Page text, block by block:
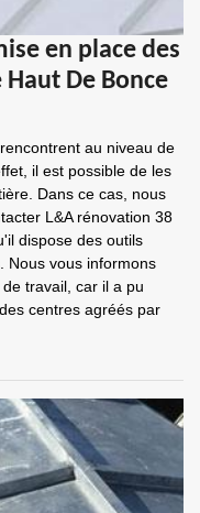
en place des
De Bonce
au niveau de
il est possible de les
Dans ce cas, nous
L&A rénovation 38
dispose des outils
Nous vous informons
travail, car il a pu
centres agréés par